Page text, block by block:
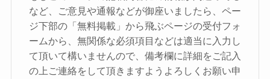
など、ご意見や通報などが御座いましたら、ペー
ジ下部の「無料掲載」から飛ぶページの受付フォ
ームから、無関係な必須項目などは適当に入力し
て頂いて構いませんので、備考欄に詳細をご記入
の上ご連絡をして頂きますようよろしくお願い申